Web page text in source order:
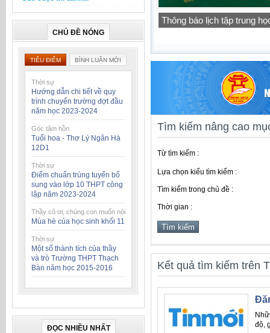
CHỦ ĐỀ NÓNG
TIÊU ĐIỂM BÌNH LUẬN MỚI
Thời sự
Hướng dẫn chi tiết về quy
trình chuyển trường đợt đầu
năm học 2023-2024
Góc tâm hồn
Tuổi hoa - Thơ Lý Ngân Hà
12D1
Thời sự
Điểm chuẩn trúng tuyển bổ
sung vào lớp 10 THPT công
lập năm 2023-2024
Thầy cô ơi, chúng con muốn nói
Mùa hè của học sinh khối 11
Thời sự
Một số thành tích của thầy
và trò Trường THPT Thạch
Bàn năm học 2015-2016
ĐỌC NHIỀU NHẤT
Báo cáo thường niên của
học 2025-2026
Tìm kiếm nâng cao
Từ tìm kiếm :
Lựa chọn kiểu tìm kiếm :
Tìm kiếm trong chủ đề :
Thời gian :
Kết quả tìm kiếm trên
độ,